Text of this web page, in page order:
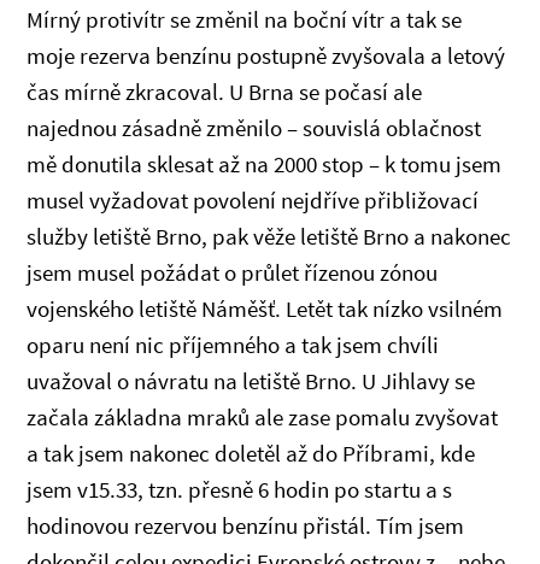
Mírný protivítr se změnil na boční vítr a tak se
moje rezerva benzínu postupně zvyšovala a letový
čas mírně zkracoval. U Brna se počasí ale
najednou zásadně změnilo – souvislá oblačnost
mě donutila sklesat až na 2000 stop – k tomu jsem
musel vyžadovat povolení nejdříve přibližovací
služby letiště Brno, pak věže letiště Brno a nakonec
jsem musel požádat o průlet řízenou zónou
vojenského letiště Náměšť. Letět tak nízko vsilném
oparu není nic příjemného a tak jsem chvíli
uvažoval o návratu na letiště Brno. U Jihlavy se
začala základna mraků ale zase pomalu zvyšovat
a tak jsem nakonec doletěl až do Příbrami, kde
jsem v15.33, tzn. přesně 6 hodin po startu a s
hodinovou rezervou benzínu přistál. Tím jsem